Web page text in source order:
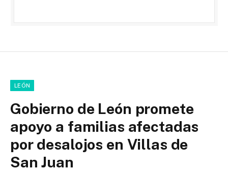
LEÓN
Gobierno de León promete
apoyo a familias afectadas
por desalojos en Villas de
San Juan